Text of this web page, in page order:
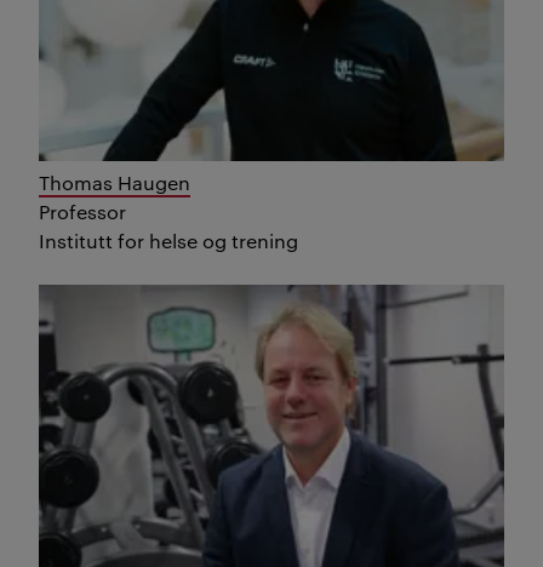
Thomas Haugen
Professor
Institutt for helse og trening